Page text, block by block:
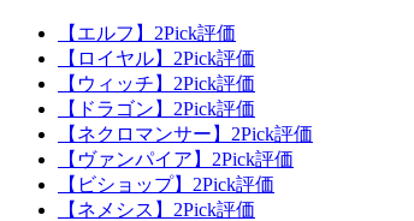
【エルフ】2Pick評価
【ロイヤル】2Pick評価
【ウィッチ】2Pick評価
【ドラゴン】2Pick評価
【ネクロマンサー】2Pick評価
【ヴァンパイア】2Pick評価
【ビショップ】2Pick評価
【ネメシス】2Pick評価